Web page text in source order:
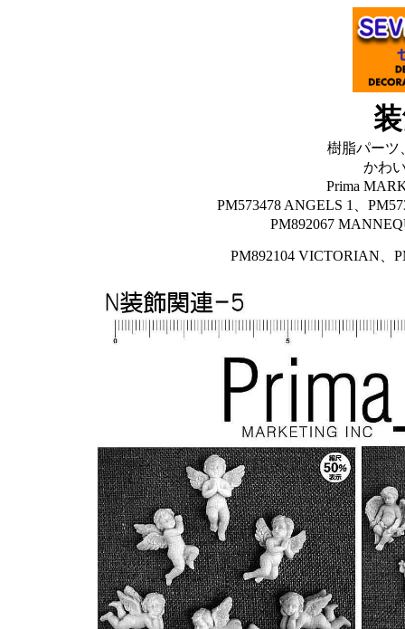
樹脂パーツ
かわ
Prima
PM573478 ANGELS 1、
PM892067
PM892104 VICTORIAN、